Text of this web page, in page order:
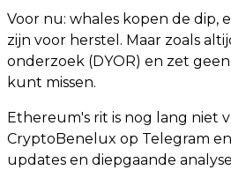
Voor nu: whales kopen de dip,
zijn voor herstel. Maar zoals
onderzoek (DYOR) en zet
kunt missen.
Ethereum's rit is nog lang niet
CryptoBenelux op Telegram
updates en diepgaande